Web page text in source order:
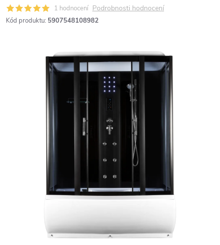
1 hodnocení Podrobnosti hodnocení
Kód produktu: 5907548108982